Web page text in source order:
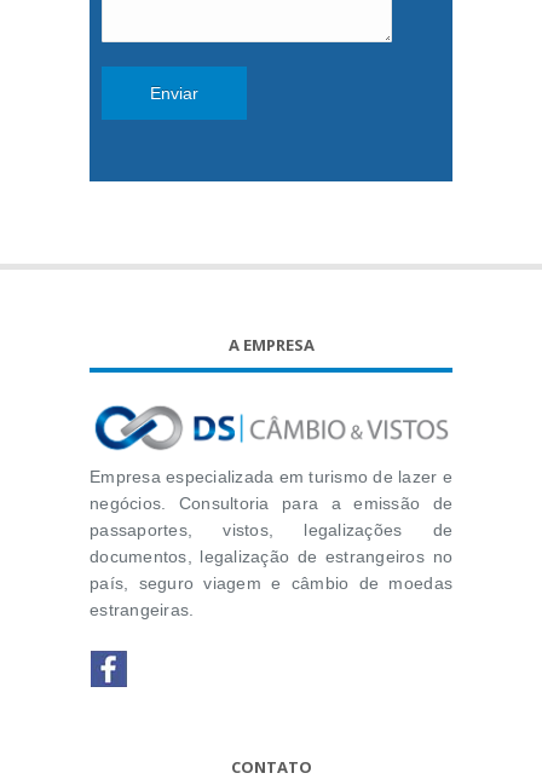
A EMPRESA
Empresa especializada em turismo de lazer e
negócios. Consultoria para a emissão de
passaportes, vistos, legalizações de
documentos, legalização de estrangeiros no
país, seguro viagem e câmbio de moedas
estrangeiras.
CONTATO